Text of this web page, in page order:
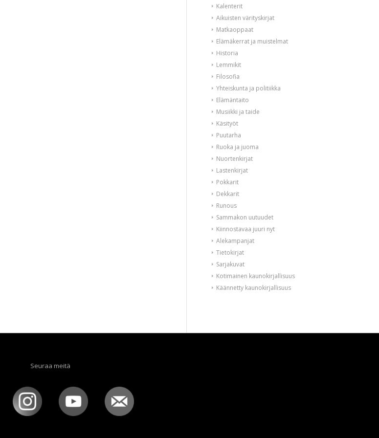
Kalenterit
Aikuisten värityskirjat
Matkaoppaat
Elämäkerrat ja muistelmat
Historia
Lemmikit
Filosofia
Yhteiskunta ja politiikka
Elämäntaito
Musiikki ja taide
Käsityöt
Puutarha
Ruoka ja juoma
Nuortenkirjat
Lastenkirjat
Pokkarit
Dekkarit
Runous
Sammakon uutuudet
Kiinnostavaa juuri nyt
Alekampanjat
Tietokirjat
Sarjakuvat
Kotimainen kaunokirjallisuus
Käännetty kaunokirjallisuus
Seuraa meitä